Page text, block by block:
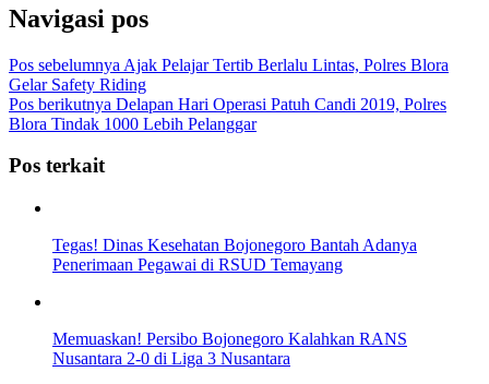
Navigasi pos
Pos sebelumnya Ajak Pelajar Tertib Berlalu Lintas, Polres Blora
Gelar Safety Riding
Pos berikutnya Delapan Hari Operasi Patuh Candi 2019, Polres
Blora Tindak 1000 Lebih Pelanggar
Pos terkait
Tegas! Dinas Kesehatan Bojonegoro Bantah Adanya
Penerimaan Pegawai di RSUD Temayang
Memuaskan! Persibo Bojonegoro Kalahkan RANS
Nusantara 2-0 di Liga 3 Nusantara